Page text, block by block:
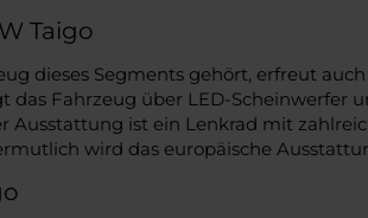
Taigo
dieses Segments gehört, erfreut
das Fahrzeug über LED-Scheinwerfer
Ausstattung ist ein Lenkrad mit
wird das europäische